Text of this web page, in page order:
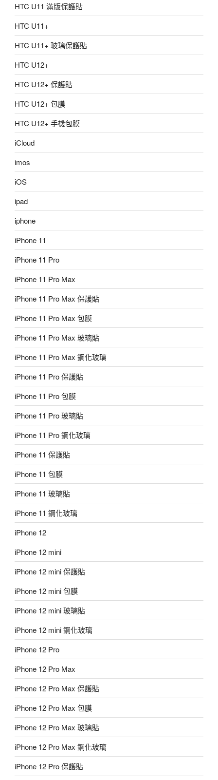
HTC U11 滿版保護貼
HTC U11+
HTC U11+ 玻璃保護貼
HTC U12+
HTC U12+ 保護貼
HTC U12+ 包膜
HTC U12+ 手機包膜
iCloud
imos
iOS
ipad
iphone
iPhone 11
iPhone 11 Pro
iPhone 11 Pro Max
iPhone 11 Pro Max 保護貼
iPhone 11 Pro Max 包膜
iPhone 11 Pro Max 玻璃貼
iPhone 11 Pro Max 鋼化玻璃
iPhone 11 Pro 保護貼
iPhone 11 Pro 包膜
iPhone 11 Pro 玻璃貼
iPhone 11 Pro 鋼化玻璃
iPhone 11 保護貼
iPhone 11 包膜
iPhone 11 玻璃貼
iPhone 11 鋼化玻璃
iPhone 12
iPhone 12 mini
iPhone 12 mini 保護貼
iPhone 12 mini 包膜
iPhone 12 mini 玻璃貼
iPhone 12 mini 鋼化玻璃
iPhone 12 Pro
iPhone 12 Pro Max
iPhone 12 Pro Max 保護貼
iPhone 12 Pro Max 包膜
iPhone 12 Pro Max 玻璃貼
iPhone 12 Pro Max 鋼化玻璃
iPhone 12 Pro 保護貼